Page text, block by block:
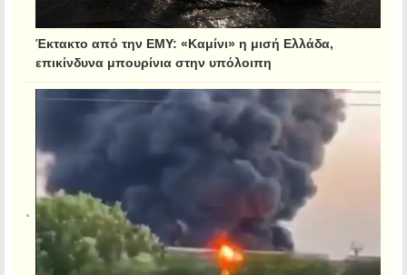
Έκτακτο από την ΕΜΥ: «Καμίνι» η μισή Ελλάδα,
επικίνδυνα μπουρίνια στην υπόλοιπη